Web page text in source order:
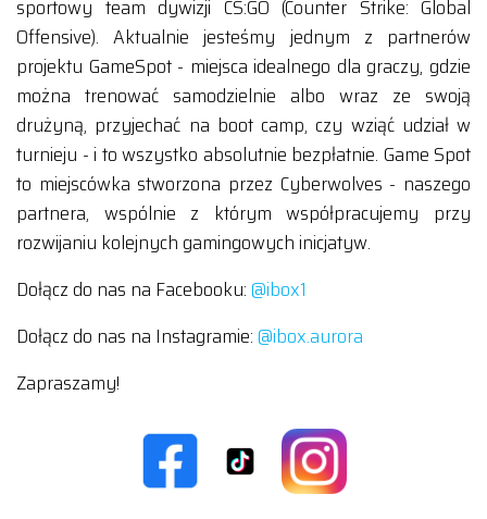
sportowy team dywizji CS:GO (Counter Strike: Global
Offensive). Aktualnie jesteśmy jednym z partnerów
projektu GameSpot - miejsca idealnego dla graczy, gdzie
można trenować samodzielnie albo wraz ze swoją
drużyną, przyjechać na boot camp, czy wziąć udział w
turnieju - i to wszystko absolutnie bezpłatnie. Game Spot
to miejscówka stworzona przez Cyberwolves - naszego
partnera, wspólnie z którym współpracujemy przy
rozwijaniu kolejnych gamingowych inicjatyw.
Dołącz do nas na Facebooku: @ibox1
Dołącz do nas na Instagramie: @ibox.aurora
Zapraszamy!